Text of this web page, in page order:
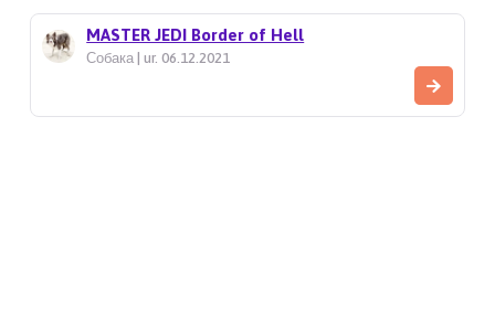
MASTER JEDI Border of Hell
Собака | ur. 06.12.2021